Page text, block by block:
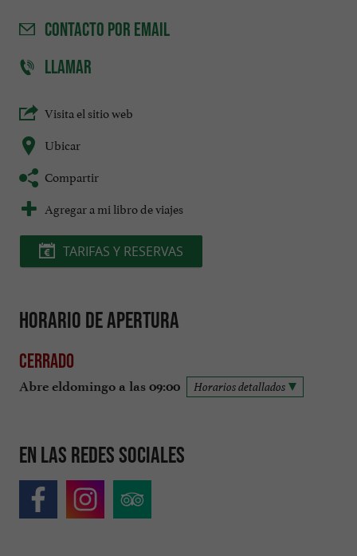
CONTACTO POR EMAIL
LLAMAR
Visita el sitio web
Ubicar
Compartir
Agregar a mi libro de viajes
TARIFAS Y RESERVAS
Horario de apertura
Cerrado
Abre eldomingo a las 09:00 Horarios detallados
En las redes sociales